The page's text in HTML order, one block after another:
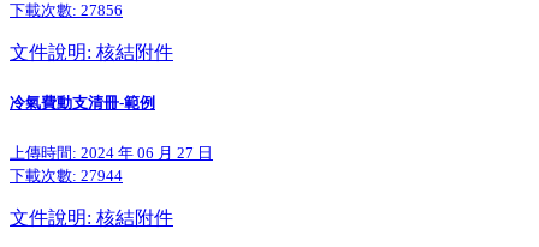
下載次數: 27856
文件說明: 核結附件
冷氣費動支清冊-範例
上傳時間: 2024 年 06 月 27 日
下載次數: 27944
文件說明: 核結附件